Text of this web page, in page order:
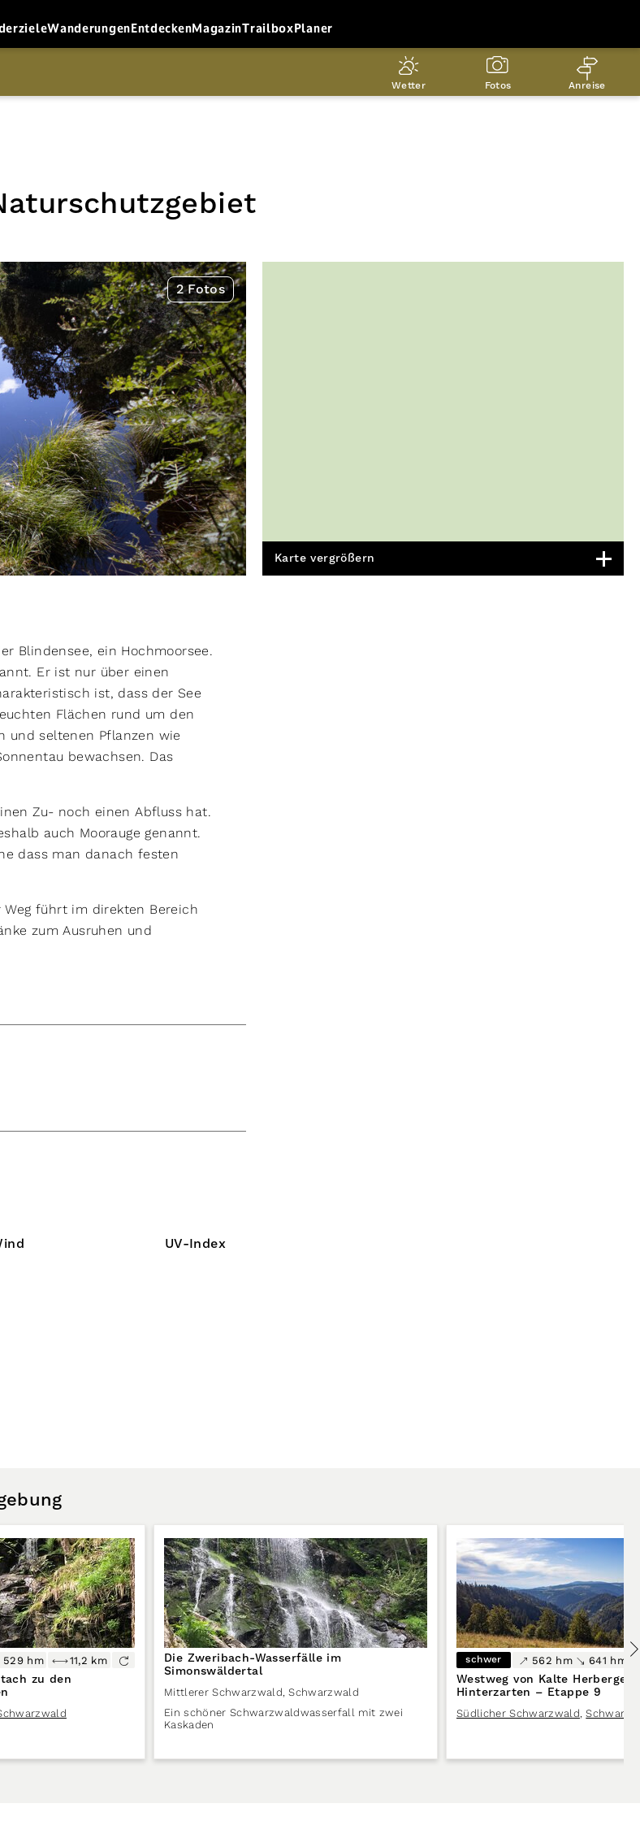
WanderungenEntdeckenMagazinTrailboxPlaner
Wetter Fotos Anreise
2 Fotos
Blindensee, ein Hochmoorsee.
Er ist nur über einen
ist, dass der See
Flächen rund um den
und seltenen Pflanzen wie
bewachsen. Das
Zu- noch einen Abfluss hat.
auch Moorauge genannt.
dass man danach festen
führt im direkten Bereich
zum Ausruhen und
UV-Index
Karte vergrößern
529 hm 11,2 km
zu den
Die Zweribach-Wasserfälle im
Simonswäldertal
Mittlerer Schwarzwald, Schwarzwald
Ein schöner Schwarzwaldwasserfall mit zwei
Kaskaden
schwer 562 hm 641 hm
Westweg von Kalte Herberge
Hinterzarten – Etappe 9
Südlicher Schwarzwald,